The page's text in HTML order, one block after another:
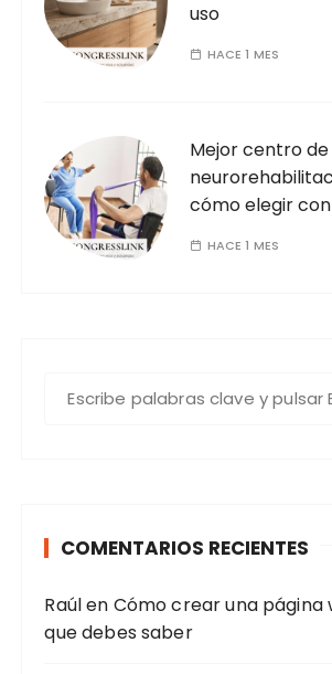
uso
HACE 1 MES
Mejor centro de
cómo elegir
HACE 1 MES
COMENTARIOS RECIENTES
Raúlen Cómo crear una página
que debes saber